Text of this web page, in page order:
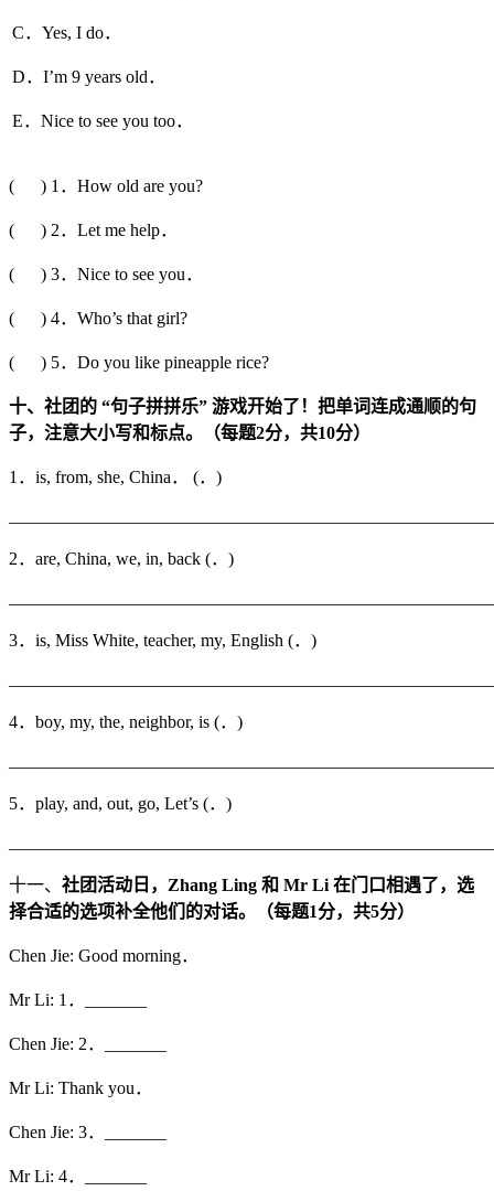
C．Yes, I do．
D．I’m 9 years old．
E．Nice to see you too．
( ) 1．How old are you?
( ) 2．Let me help．
( ) 3．Nice to see you．
( ) 4．Who’s that girl?
( ) 5．Do you like pineapple rice?
十、社团的 “句子拼拼乐” 游戏开始了！把单词连成通顺的句
子，注意大小写和标点。（每题2分，共10分）
1．is, from, she, China． (．)
2．are, China, we, in, back (．)
3．is, Miss White, teacher, my, English (．)
4．boy, my, the, neighbor, is (．)
5．play, and, out, go, Let’s (．)
十一、 社团活动日， Zhang Ling 和 Mr Li 在门口相遇了，选
择合适的选项补全他们的对话。（每题1分，共5分）
Chen Jie: Good morning．
Mr Li: 1．_______
Chen Jie: 2．_______
Mr Li: Thank you．
Chen Jie: 3．_______
Mr Li: 4．_______